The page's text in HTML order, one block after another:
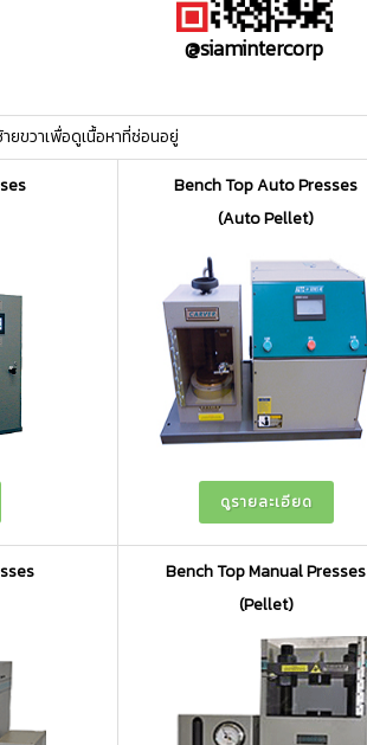
@siamintercorp
ยขวาเพื่อดูเนื้อหาที่ซ่อนอยู่
Bench Top Auto Presses
(Auto Pellet)
ดูรายละเอียด
Bench Top Manual Presses
(Pellet)